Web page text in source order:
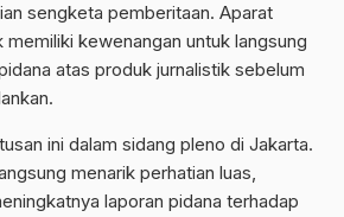
sengketa pemberitaan. Aparat
kewenangan untuk langsung
atas produk jurnalistik sebelum
ini dalam sidang pleno di Jakarta.
menarik perhatian luas,
laporan pidana terhadap